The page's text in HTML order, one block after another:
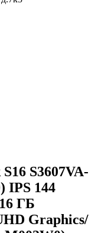
S3607VA-
IPS 144
ГБ
Graphics/